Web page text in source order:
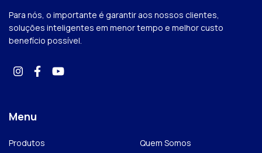
Para nós, o importante é garantir aos nossos clientes,
soluções inteligentes em menor tempo e melhor custo
benefício possível.
Menu
Produtos Quem Somos